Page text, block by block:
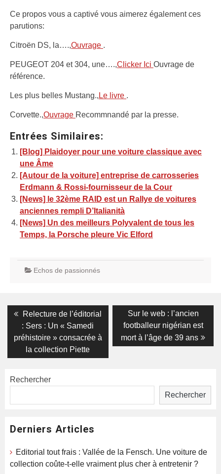
Ce propos vous a captivé vous aimerez également ces
parutions:
Citroën DS, la….,Ouvrage .
PEUGEOT 204 et 304, une….,Clicker Ici Ouvrage de
référence.
Les plus belles Mustang., Le livre .
Corvette.,Ouvrage Recommnandé par la presse.
Entrées Similaires:
[Blog] Plaidoyer pour une voiture classique avec
une Âme
[Autour de la voiture] entreprise de carrosseries
Erdmann & Rossi-fournisseur de la Cour
[News] le 32ème RAID est un Rallye de voitures
anciennes rempli D’Italianità
[News] Un des meilleurs Polyvalent de tous les
Temps, la Porsche pleure Vic Elford
Echos de passionnés
Navigation
l’article
Previous
post:
Relecture de l’éditorial
: Sers : Un « Samedi
préhistoire » consacrée à
la collection Piette
Next
post:
Sur le web : l’ancien
footballeur nigérian est
mort à l’âge de 39 ans
Rechercher
Rechercher
Derniers Articles
Editorial tout frais : Vallée de la Fensch. Une voiture de
collection coûte-t-elle vraiment plus cher à entretenir ?